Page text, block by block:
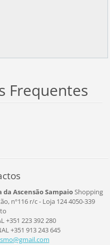
Frequentes
da Ascensão SampaioShopping
nº116r/c - Loja 1244050-339
+351 223 392 280
+351 913 243 645
ail.com